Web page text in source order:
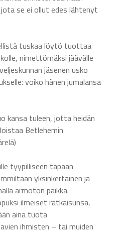
se ei ollut edes lähtenyt
tuskaa löytö tuottaa
nimettömäksi jäävälle
jäsenen usko
voiko hänen jumalansa
kansa tuleen, jotta heidän
Betlehemin
tyypilliseen tapaan
yksinkertainen ja
armoton paikka.
ilmeiset ratkaisunsa,
aina tuota
ihmisten – tai muiden